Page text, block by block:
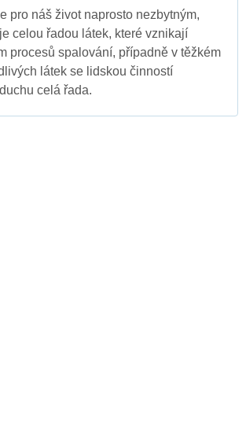
pro náš život naprosto nezbytným,
celou řadou látek, které vznikají
procesů spalování, případně v těžkém
látek se lidskou činností
celá řada.